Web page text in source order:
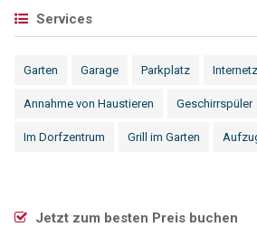
Services
Garten Garage Parkplatz
Annahme von Haustieren Geschirrspüler
Im Dorfzentrum Grill im Garten
Jetzt zum besten Preis buchen